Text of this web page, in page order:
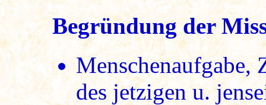
Begründung der
Menschenaufgabe,
des jetzigen u.